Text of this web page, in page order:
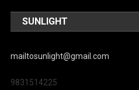
SUNLIGHT
mailtosunlight@gmail.com
9831514225